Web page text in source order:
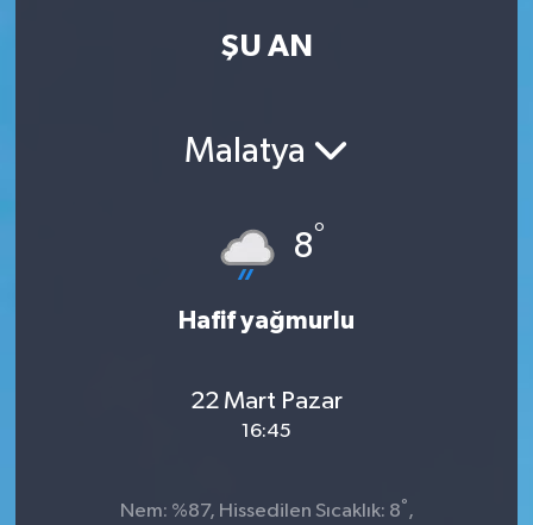
ŞU AN
Malatya
8°
Hafif yağmurlu
22 Mart Pazar
16:45
Nem: %87, Hissedilen Sıcaklık: 8°,